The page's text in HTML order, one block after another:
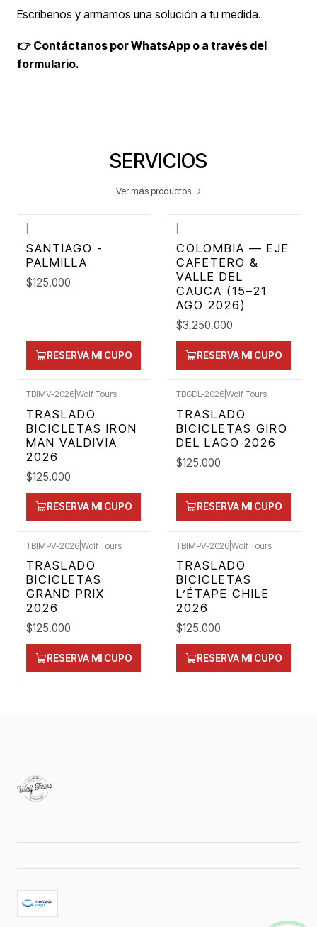
Escríbenos y armamos una solución a tu medida.
👉 Contáctanos por WhatsApp o a través del
formulario.
SERVICIOS
Ver más productos
SANTIAGO -
PALMILLA
$125.000
RESERVA MI CUPO
COLOMBIA — EJE
CAFETERO &
VALLE DEL
CAUCA (15–21
AGO 2026)
$3.250.000
RESERVA MI CUPO
TBIMV-2026 Wolf Tours
TRASLADO
BICICLETAS IRON
MAN VALDIVIA
2026
$125.000
RESERVA MI CUPO
TBGDL-2026 Wolf Tours
TRASLADO
BICICLETAS GIRO
DEL LAGO 2026
$125.000
RESERVA MI CUPO
TBIMPV-2026 Wolf Tours
TRASLADO
BICICLETAS
GRAND PRIX
2026
$125.000
RESERVA MI CUPO
TBIMPV-2026 Wolf Tours
TRASLADO
BICICLETAS
L’ÉTAPE CHILE
2026
$125.000
RESERVA MI CUPO